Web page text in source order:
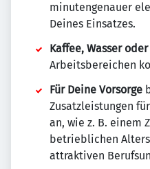
minutengenauer
Deines Einsatzes.
Kaffee, Wasser oder
Arbeitsbereichen
Für Deine Vorsorge
Zusatzleistungen
an, wie z. B. einem
betrieblichen
attraktiven